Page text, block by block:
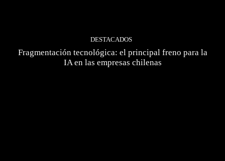
DESTACADOS
Fragmentación tecnológica: el principal freno para la
IA en las empresas chilenas